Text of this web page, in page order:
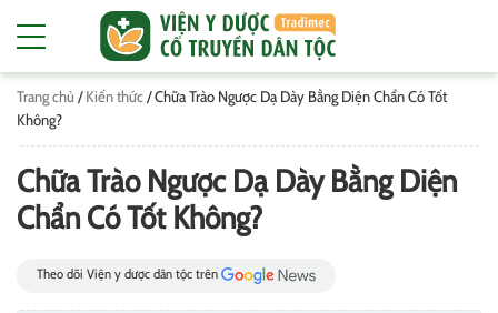
Trang chủ /Kiến thức/Chữa Trào Ngược Dạ Dày Bằng Diện Chẩn Có Tốt
Không?
Chữa Trào Ngược Dạ Dày Bằng Diện
Chẩn Có Tốt Không?
Theo dõi Viện y dược dân tộc trên